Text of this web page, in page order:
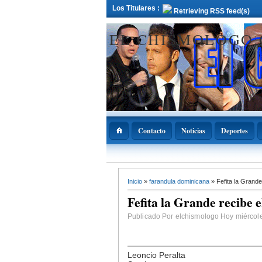
Los Titulares : Retrieving RSS feed(s)
EL
Contacto Noticias Deportes
ADOPAE
Abinader
11 de diciembre
Nacional de la
Inicio » farandula dominicana » Fefita la
Fefita la Grande recibe
Publicado Por elchismologo Hoy
Leoncio Peralta